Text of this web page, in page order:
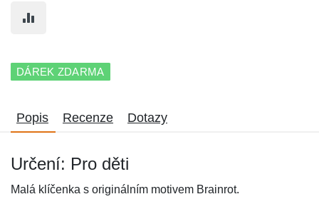
DÁREK ZDARMA
Popis Recenze Dotazy
Určení: Pro děti
Malá klíčenka s originálním motivem Brainrot.